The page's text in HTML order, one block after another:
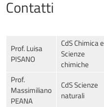
Contatti
Prof. Luisa
PISANO
CdS Chimica e
Scienze
chimiche
Prof.
Massimiliano
PEANA
CdS Scienze
naturali